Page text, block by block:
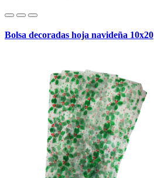
Bolsa decoradas hoja navideña 10x20